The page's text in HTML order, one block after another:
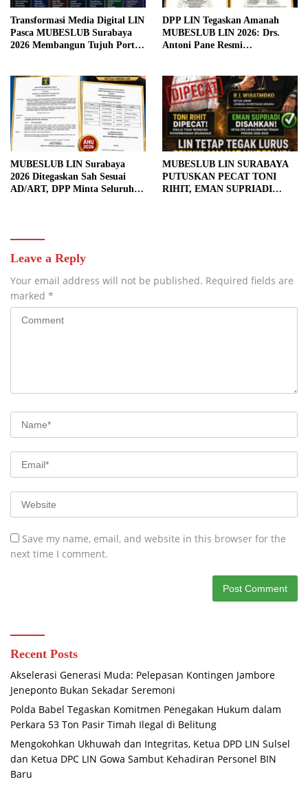
Transformasi Media Digital LIN
Pasca MUBESLUB Surabaya
2026 Membangun Tujuh Portal
Bertanggung Jawab
DPP LIN Tegaskan Amanah
MUBESLUB LIN 2026: Drs.
Antoni Pane Resmi
Sekretaris Jenderal
MUBESLUB LIN Surabaya
2026 Ditegaskan Sah Sesuai
AD/ART, DPP Minta Seluruh
MUBESLUB LIN SURABAYA
PUTUSKAN PECAT TONI
RIHIT, EMAN SUPRIADI
Leave a Reply
Your email address will not be published. Required fields are
marked *
Save my name, email, and website in this browser for the
next time I comment.
Recent Posts
Akselerasi Generasi Muda: Pelepasan Kontingen Jambore
Jeneponto Bukan Sekadar Seremoni
Polda Babel Tegaskan Komitmen Penegakan Hukum dalam
Perkara 53 Ton Pasir Timah Ilegal di Belitung
Mengokohkan Ukhuwah dan Integritas, Ketua DPD LIN Sulsel
dan Ketua DPC LIN Gowa Sambut Kehadiran Personel BIN
Baru